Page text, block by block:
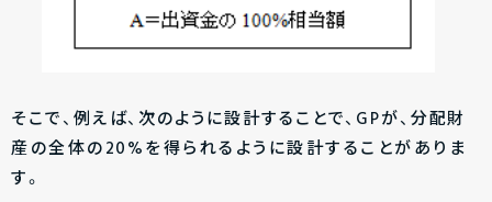
そこで、例えば、次のように設計することで、GPが、分配財
産の全体の20%を得られるように設計することがありま
す。